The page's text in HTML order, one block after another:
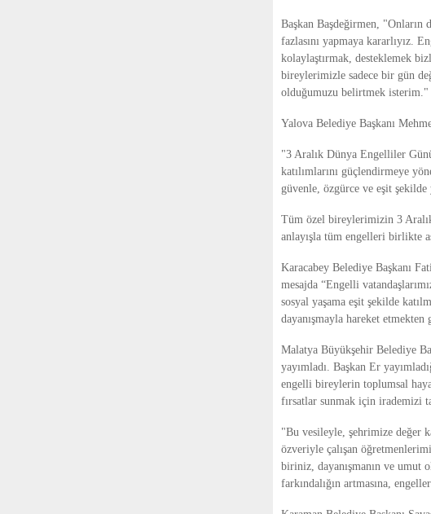
Başkan Başdeğirmen,
fazlasını yapmaya kararlıyız.
kolaylaştırmak, desteklemek
bireylerimizle sadece bir gün
olduğumuzu belirtmek isterim."
Yalova Belediye Başkanı
"3 Aralık Dünya Engelliler
katılımlarını güçlendirmeye
güvenle, özgürce ve eşit
Tüm özel bireylerimizin 3
anlayışla tüm engelleri birlikte
Karacabey Belediye Başkanı
mesajda “Engelli
sosyal yaşama eşit şekilde
dayanışmayla hareket
Malatya Büyükşehir Belediye
yayımladı. Başkan Er
engelli bireylerin toplumsal
fırsatlar sunmak için irademizi
"Bu vesileyle, şehrimize değer
özveriyle çalışan
biriniz, dayanışmanın ve umut
farkındalığın artmasına,